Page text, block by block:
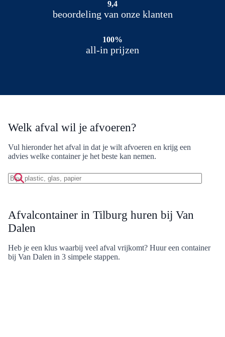
9,4
beoordeling van onze klanten
100%
all-in prijzen
Welk afval wil je afvoeren?
Vul hieronder het afval in dat je wilt afvoeren en krijg een
advies welke container je het beste kan nemen.
op
Afvalcontainer in Tilburg huren bij Van
Dalen
Heb je een klus waarbij veel afval vrijkomt? Huur een container
bij Van Dalen in 3 simpele stappen.